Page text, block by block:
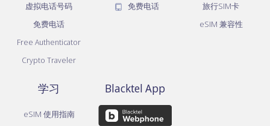
虚拟电话号码
免费电话
Free Authenticator
Crypto Traveler
免费电话
旅行SIM卡
eSIM 兼容性
学习
eSIM 使用指南
Blacktel App